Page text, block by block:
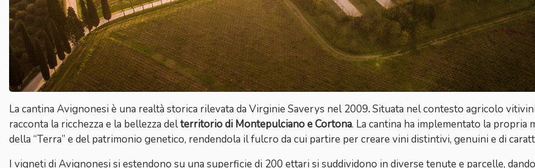
La cantina Avignonesi è una realtà storica rilevata da Virginie Saverys nel 2009.Situata nel contesto agricolo
racconta la ricchezza e la bellezza delterritorio di Montepulciano e Cortona. La cantina ha implementato la propria
della “Terra” e del patrimonio genetico, rendendola il fulcro da cui partire per creare vini distintivi, genuini e di
I vigneti di Avignonesi si estendono su una superficie di 200 ettari si suddividono in diverse tenute e parcelle,